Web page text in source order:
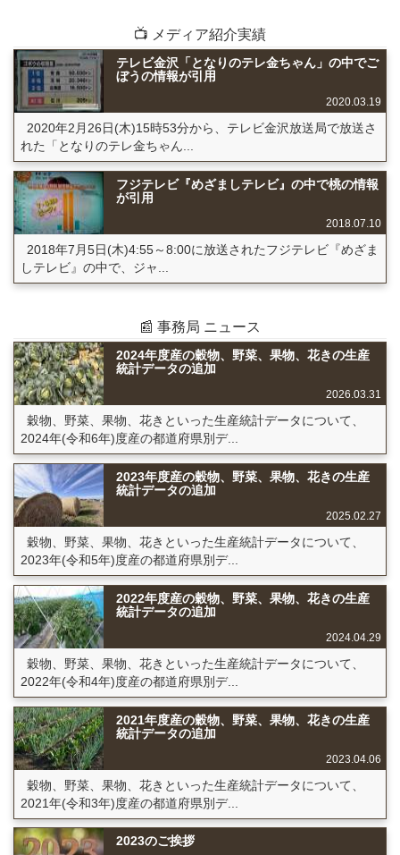
📺 メディア紹介実績
テレビ金沢「となりのテレ金ちゃん」の中でご
ぼうの情報が引用
2020.03.19
2020年2月26日(木)15時53分から、テレビ金沢放送局で放送さ
れた「となりのテレ金ちゃん...
フジテレビ『めざましテレビ』の中で桃の情報
が引用
2018.07.10
2018年7月5日(木)4:55～8:00に放送されたフジテレビ『めざま
しテレビ』の中で、ジャ...
📰 事務局 ニュース
2024年度産の穀物、野菜、果物、花きの生産
統計データの追加
2026.03.31
穀物、野菜、果物、花きといった生産統計データについて、
2024年(令和6年)度産の都道府県別デ...
2023年度産の穀物、野菜、果物、花きの生産
統計データの追加
2025.02.27
穀物、野菜、果物、花きといった生産統計データについて、
2023年(令和5年)度産の都道府県別デ...
2022年度産の穀物、野菜、果物、花きの生産
統計データの追加
2024.04.29
穀物、野菜、果物、花きといった生産統計データについて、
2022年(令和4年)度産の都道府県別デ...
2021年度産の穀物、野菜、果物、花きの生産
統計データの追加
2023.04.06
穀物、野菜、果物、花きといった生産統計データについて、
2021年(令和3年)度産の都道府県別デ...
2023のご挨拶